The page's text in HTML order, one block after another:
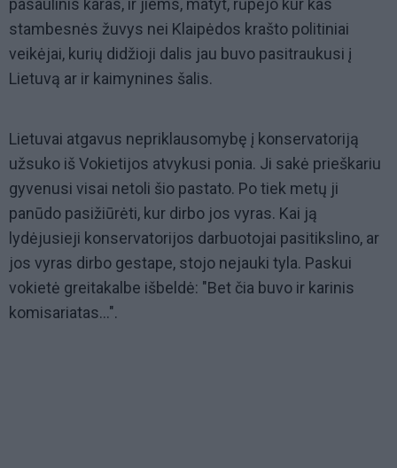
pasaulinis karas, ir jiems, matyt, rūpėjo kur kas
stambesnės žuvys nei Klaipėdos krašto politiniai
veikėjai, kurių didžioji dalis jau buvo pasitraukusi į
Lietuvą ar ir kaimynines šalis.
Lietuvai atgavus nepriklausomybę į konservatoriją
užsuko iš Vokietijos atvykusi ponia. Ji sakė prieškariu
gyvenusi visai netoli šio pastato. Po tiek metų ji
panūdo pasižiūrėti, kur dirbo jos vyras. Kai ją
lydėjusieji konservatorijos darbuotojai pasitikslino, ar
jos vyras dirbo gestape, stojo nejauki tyla. Paskui
vokietė greitakalbe išbeldė: "Bet čia buvo ir karinis
komisariatas...".